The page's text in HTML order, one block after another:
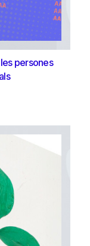
persones